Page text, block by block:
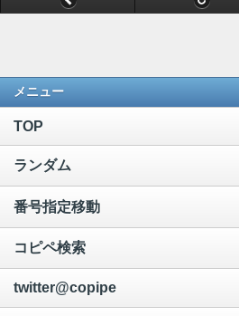
メニュー
TOP
ランダム
番号指定移動
コピペ検索
twitter@copipe